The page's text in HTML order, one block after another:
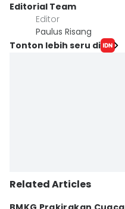
Editorial Team
Editor
Paulus Risang
Tonton lebih seru di
Related Articles